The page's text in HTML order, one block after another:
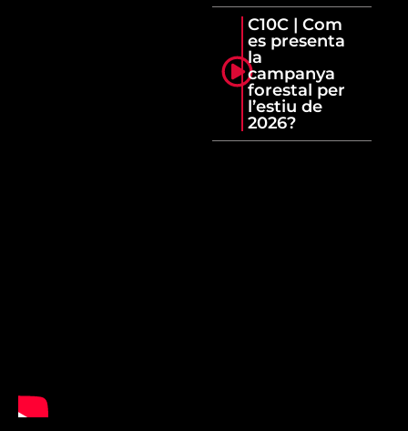
C10C | Com
es presenta
la
campanya
forestal per
l’estiu de
2026?